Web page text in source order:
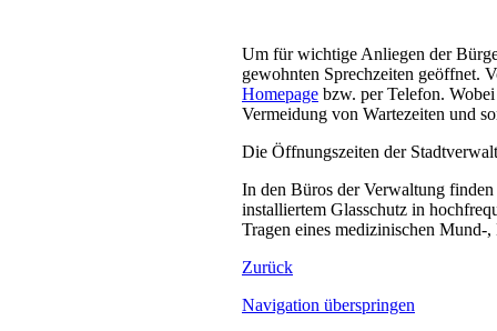
Um für wichtige Anliegen der
gewohnten Sprechzeiten geöffnet.
Homepage bzw. per Telefon.
Vermeidung von Wartezeiten und
Die Öffnungszeiten der
In den Büros der Verwaltung
installiertem Glasschutz in
Tragen eines medizinischen Mund-,
Zurück
Navigation überspringen